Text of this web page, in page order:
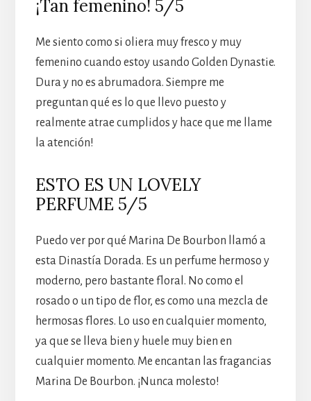
¡Tan femenino! 5/5
Me siento como si oliera muy fresco y muy
femenino cuando estoy usando Golden Dynastie.
Dura y no es abrumadora. Siempre me
preguntan qué es lo que llevo puesto y
realmente atrae cumplidos y hace que me llame
la atención!
ESTO ES UN LOVELY
PERFUME 5/5
Puedo ver por qué Marina De Bourbon llamó a
esta Dinastía Dorada. Es un perfume hermoso y
moderno, pero bastante floral. No como el
rosado o un tipo de flor, es como una mezcla de
hermosas flores. Lo uso en cualquier momento,
ya que se lleva bien y huele muy bien en
cualquier momento. Me encantan las fragancias
Marina De Bourbon. ¡Nunca molesto!